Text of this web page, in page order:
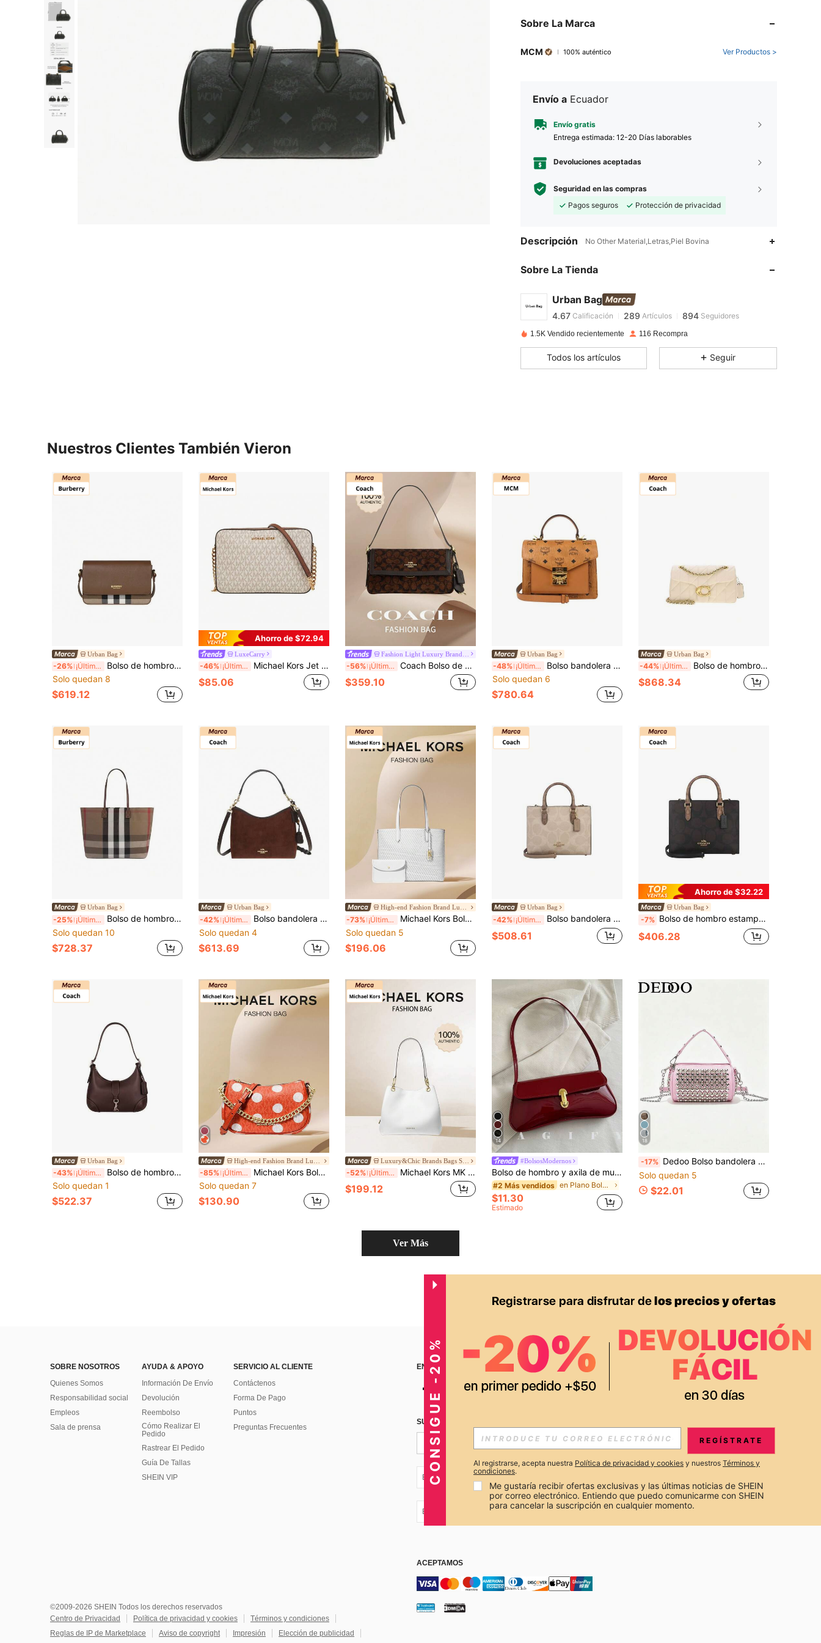
Sobre La Marca
MCM 100% auténtico Ver Productos >
Envío a Ecuador
Envío gratis
Entrega estimada: 12-20 Días laborables
Devoluciones aceptadas
Seguridad en las compras
Pagos seguros
Protección de privacidad
Descripción No Other Material,Letras,Piel Bovina
Sobre La Tienda
Urban Bag
4.67 289
894
4.67
289
4.67 Calificación 289 Artículos 894 Seguidores
4.67 289
894
4.67
4.67
289
894
1.5K Vendido recientemente 116 Recompra
Todos los artículos Seguir
Nuestros Clientes También Vieron
Urban Bag
-26% ¡Últimos 3 días
Bolso de hombro Burberry Vintage Classic Plaid para mujer 81072701
Solo quedan 8
$619.12
Ahorro de $72.94
LuxeCarry
-46% ¡Últimos 3 días Michael Kors Jet Set Item Bolso Bandolera Pequeño Cuadrado con Estampado para Mujer 35F8GTTC3B VANILLA
$85.06
-56% ¡Últimos 3 días Coach Bolso de hombro Etta 25 Monogram Hobo con solapa y correa ajustable para mujer.
$359.10
Urban Bag
-48% ¡Últimos 3 días
Bolso bandolera tipo acordeón estampado Mcm Patricia Satchel Visetos Series para mujer MWEAAPA02CO001
Solo quedan 6
$780.64
Urban Bag
-44% ¡Últimos 2 días Bolso de hombro y bandolera para mujer Coach Tabby Series Logo CP150B4HA
$868.34
Urban Bag
-25% ¡Últimos 3 días
Bolso de hombro para mujer Burberry con diseño de estampado a cuadros, modelo 80840471
Solo quedan 10
$728.37
Urban Bag
-42% ¡Últimos 2 días
Bolso bandolera para mujer Coach Laurel Series Logo CCC75IMYEF
Solo quedan 4
$613.69
High-end Fashion Brand Luggage Store
-73% ¡Últimos 3 días
Michael Kors Bolso de hombro de gran capacidad para mujer MK Eliza
Solo quedan 5
$196.06
Urban Bag
-42% ¡Últimos 2 días Bolso bandolera para mujer estilo vintage Coach Maggie Collection CY676IMXI9
$508.61
Ahorro de $32.22
Urban Bag
-7% Bolso de hombro estampado Coach Maggie para mujer CY676IMXI8
$406.28
Urban Bag
-43% ¡Últimos 2 días
Bolso de hombro para mujer Coach Hamptons Collection CW642LHMPL
Solo quedan 1
$522.37
-85% ¡Últimos 3 días
Michael Kors Bolso bandolera MK Carmela para mujer, bolso de mano de tamaño pequeño con diseño de cremallera
Solo quedan 7
$130.90
Luxury&Chic Brands Bags Store
-52% ¡Últimos 3 días Michael Kors MK Kensington Bolso Tote de Gran Capacidad Bolso Cubo para Mujer Bolso de Mano
$199.12
14
#BolsosModernos
Bolso de hombro y axila de mujer con decoración de solapa de cuero sintético vintage, adecuado para citas, salidas, reuniones, estética de los 90
#2 Más vendidos en Plano Bolsos De Hombro De Mujer
$11.30
Estimado
18
-17% Dedoo Bolso bandolera cilíndrico con strass, de piel sintética con asa, cadena de metal desmontable, bolso de mano mini Y2K para mujer, adecuado para fiestas y uso diario
Solo quedan 5
$22.01
Ver Más
SOBRE NOSOTROS
Quienes Somos
Responsabilidad social
Empleos
Sala de prensa
AYUDA & APOYO
Información De Envío
Devolución
Reembolso
Cómo Realizar El
Pedido
Rastrear El Pedido
Guía De Tallas
SHEIN VIP
SERVICIO AL CLIENTE
Contáctenos
Forma De Pago
Puntos
Preguntas Frecuentes
ENCUÉNTRANOS EN APP
SUSCRÍBETE PARA RECIBIR OFERTAS EXCLUSIVAS, PROMOCIONES Y NOTICIAS DE SHEIN
Suscribir
EC + 593
EC + 593
ACEPTAMOS
©2009-2026 SHEIN Todos los derechos reservados
Centro de Privacidad
Política de privacidad y cookies
Términos y condiciones
Reglas de IP de Marketplace
Aviso de copyright Impresión Elección de publicidad
CONSIGUE -20% REGÍSTRATE
Al registrarse, acepta nuestra Política de privacidad y cookies y nuestros Términos y
condiciones.
Me gustaría recibir ofertas exclusivas y las últimas noticias de SHEIN
por correo electrónico. Entiendo que puedo comunicarme con SHEIN
para cancelar la suscripción en cualquier momento.